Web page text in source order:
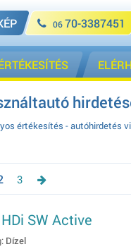
0670-3387451
értékesítés - autóhirdetés
3
SW Active
Dízel